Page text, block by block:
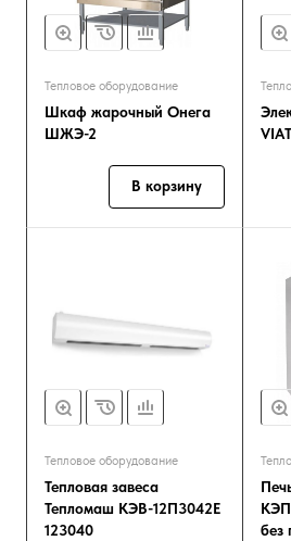
Тепловое оборудование
Шкаф жарочный Онега
ШЖЭ-2
В корзину
Тепловое оборудование
Тепловая завеса
Тепломаш КЭВ-12П3042E
123040
без